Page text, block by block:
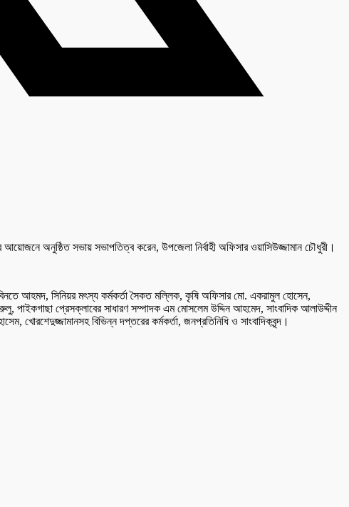
অনুষ্ঠিত সভায় সভাপতিত্ব করেন, উপজেলা নির্বাহী অফিসার ওয়াসিউজ্জামান চৌধুরী।
আহমদ, সিনিয়র মৎস্য কর্মকর্তা সৈকত মল্লিক, কৃষি অফিসার মো. একরামুল হোসেন,
প্রেসক্লাবের সাধারণ সম্পাদক এম মোসলেম উদ্দিন আহমেদ, সাংবাদিক আলাউদ্দীন
খোরশেদুজ্জামানসহ বিভিন্ন দপ্তরের কর্মকর্তা, জনপ্রতিনিধি ও সাংবাদিকবৃন্দ।